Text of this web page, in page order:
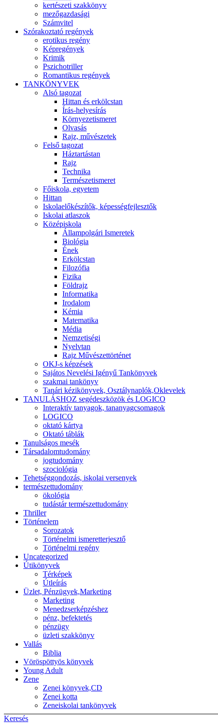
Keresés
kertészeti szakkönyv
mezőgazdasági
Számvitel
Szórakoztató regények
erotikus regény
Képregények
Krimik
Pszichotriller
Romantikus regények
TANKÖNYVEK
Alsó tagozat
Hittan és erkölcstan
Írás-helyesírás
Környezetismeret
Olvasás
Rajz, művészetek
Felső tagozat
Háztartástan
Rajz
Technika
Természetismeret
Főiskola, egyetem
Hittan
Iskolaelőkészítők, képességfejlesztők
Iskolai atlaszok
Középiskola
Állampolgári Ismeretek
Biológia
Ének
Erkölcstan
Filozófia
Fizika
Földrajz
Informatika
Irodalom
Kémia
Matematika
Média
Nemzetiségi
Nyelvtan
Rajz Művészettörténet
OKJ-s képzések
Sajátos Nevelési Igényű Tankönyvek
szakmai tankönyv
Tanári kézikönyvek, Osztálynaplók,Oklevelek
TANULÁSHOZ segédeszközök és LOGICO
Interaktív tanyagok, tananyagcsomagok
LOGICO
oktató kártya
Oktató táblák
Tanulságos mesék
Társadalomtudomány
jogtudomány
szociológia
Tehetséggondozás, iskolai versenyek
természettudomány
ökológia
tudástár természettudomány
Thriller
Történelem
Sorozatok
Történelmi ismeretterjesztő
Történelmi regény
Uncategorized
Útikönyvek
Térképek
Útleírás
Üzlet, Pénzügyek,Marketing
Marketing
Menedzserképzéshez
pénz, befektetés
pénzügy
üzleti szakkönyv
Vallás
Biblia
Vöröspöttyös könyvek
Young Adult
Zene
Zenei könyvek,CD
Zenei kotta
Zeneiskolai tankönyvek